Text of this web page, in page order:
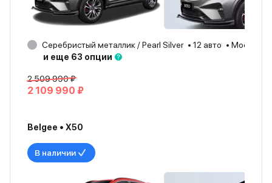
Серебристый металлик / Pearl Silver 12 авто Москва
и еще 63 опции
2 509 990 ₽
2 109 990 ₽
Belgee • X50
В наличии